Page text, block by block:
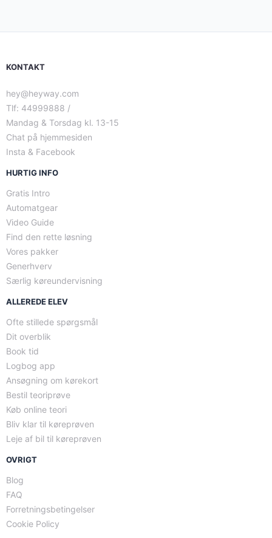
KONTAKT
hey@heyway.com
Tlf: 44999888 /
Mandag & Torsdag kl. 13-15
Chat på hjemmesiden
Insta & Facebook
HURTIG INFO
Gratis Intro
Automatgear
Video Guide
Find den rette løsning
Vores pakker
Generhverv
Særlig køreundervisning
ALLEREDE ELEV
Ofte stillede spørgsmål
Dit overblik
Book tid
Logbog app
Ansøgning om kørekort
Bestil teoriprøve
Køb online teori
Bliv klar til køreprøven
Leje af bil til køreprøven
OVRIGT
Blog
FAQ
Forretningsbetingelser
Cookie Policy